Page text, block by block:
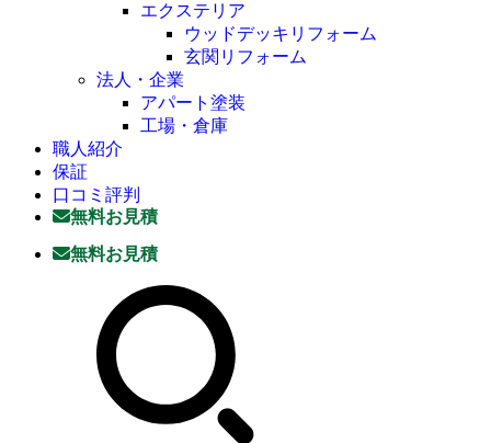
エクステリア
ウッドデッキリフォーム
玄関リフォーム
法人・企業
アパート塗装
工場・倉庫
職人紹介
保証
口コミ評判
無料お見積
無料お見積